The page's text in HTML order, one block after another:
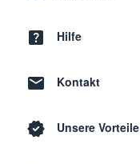
Hilfe
Kontakt
Unsere Vorteile